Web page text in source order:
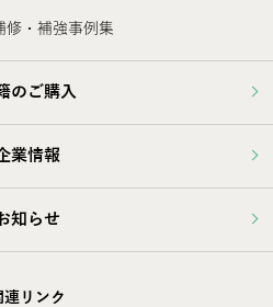
修・補強事例集
のご購入
業情報
知らせ
連リンク